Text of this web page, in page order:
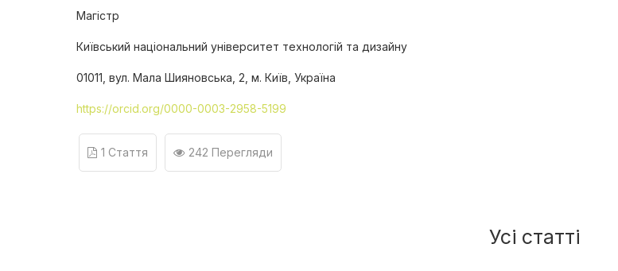
Магістр
Київський національний університет технологій та дизайну
01011, вул. Мала Шияновська, 2, м. Київ, Україна
https://orcid.org/0000-0003-2958-5199
1 Стаття 242 Перегляди
Усі статті